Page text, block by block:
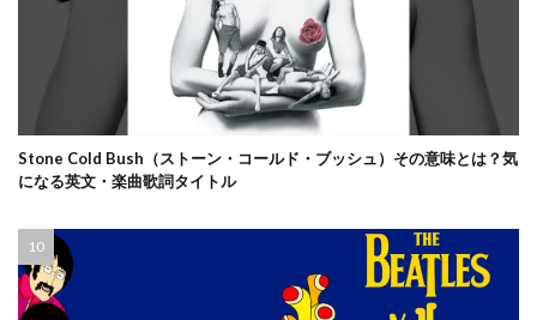
Stone Cold Bush（ストーン・コールド・ブッシュ）その意味とは？気
になる英文・楽曲歌詞タイトル